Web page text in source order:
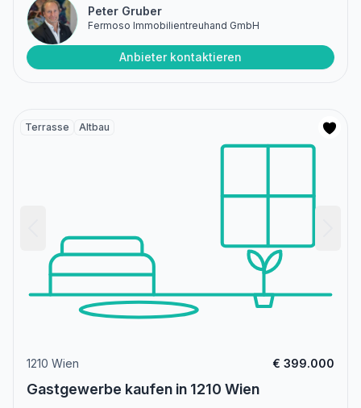
Peter Gruber
Fermoso Immobilientreuhand GmbH
Anbieter kontaktieren
Terrasse Altbau
1210 Wien € 399.000
Gastgewerbe kaufen in 1210 Wien